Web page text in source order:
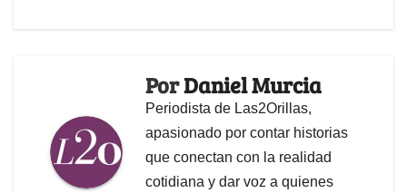
PorDaniel Murcia
Periodista de Las2Orillas,
apasionado por contar historias
que conectan con la realidad
cotidiana y dar voz a quienes